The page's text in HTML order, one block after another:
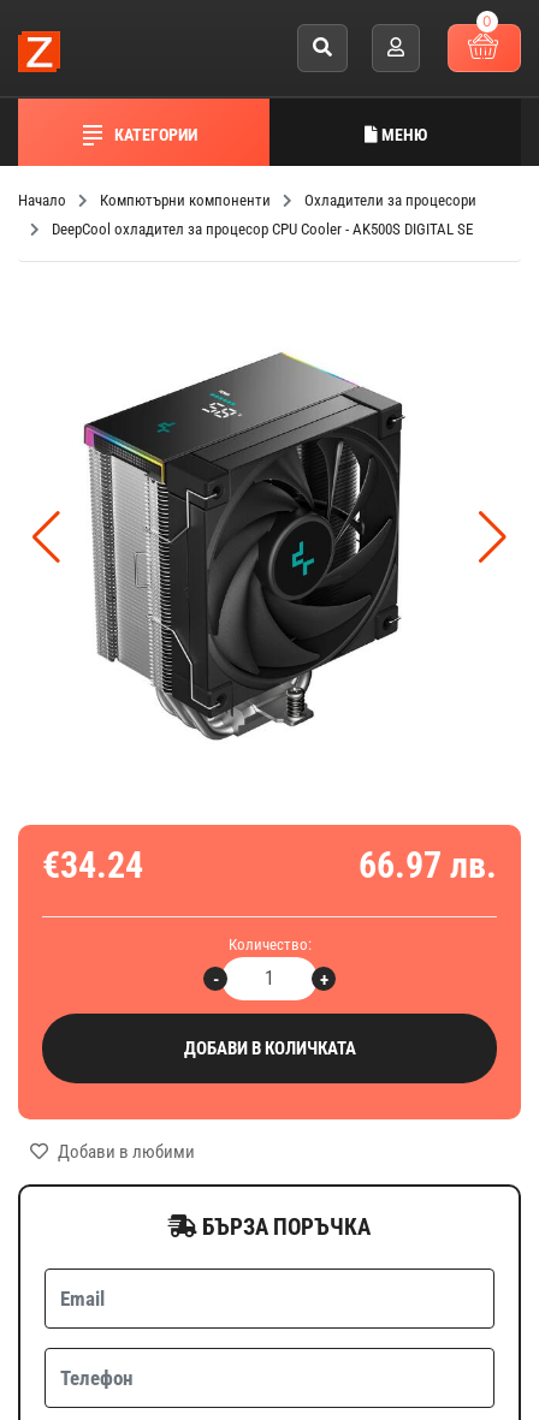
0
КАТЕГОРИИ МЕНЮ
Начало Компютърни компоненти
Охладители за процесори
DeepCool охладител за процесор CPU Cooler - AK500S DIGITAL SE
€34.24 66.97 лв.
Количество:
+
-
ДОБАВИ В КОЛИЧКАТА
Добави в любими
БЪРЗА ПОРЪЧКА